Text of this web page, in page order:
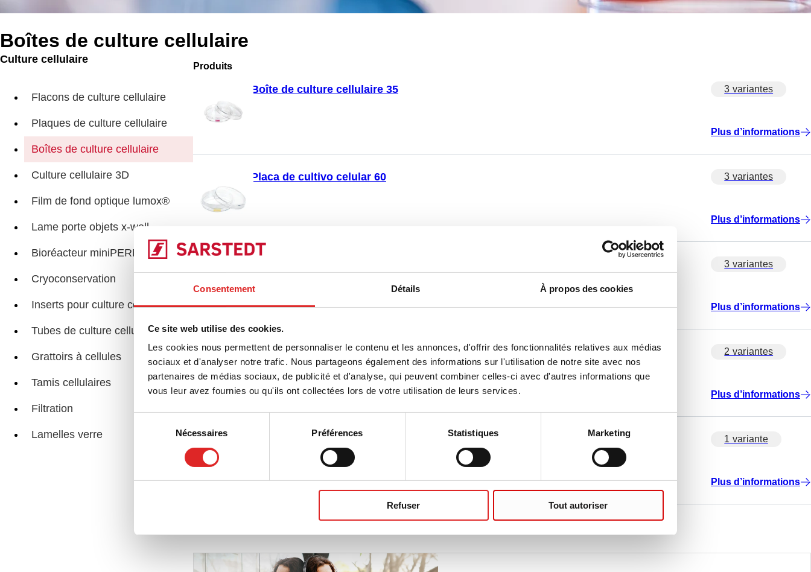
Consentement Détails À propos des cookies
Ce site web utilise des cookies.
Les cookies nous permettent de personnaliser le contenu et les annonces, d'offrir des fonctionnalités relatives aux médias
sociaux et d'analyser notre trafic. Nous partageons également des informations sur l'utilisation de notre site avec nos
partenaires de médias sociaux, de publicité et d'analyse, qui peuvent combiner celles-ci avec d'autres informations que
vous leur avez fournies ou qu'ils ont collectées lors de votre utilisation de leurs services.
consentement
Nécessaires Préférences Statistiques Marketing
Refuser Tout autoriser
Boîtes de culture cellulaire
Culture cellulaire
Flacons de culture cellulaire
Plaques de culture cellulaire
Boîtes de culture cellulaire
Culture cellulaire 3D
Film de fond optique lumox®
Lame porte objets x-well
Bioréacteur miniPERM®
Cryoconservation
Inserts pour culture cellulaire
Tubes de culture cellulaire
Grattoirs à cellules
Tamis cellulaires
Filtration
Lamelles verre
Produits
Boîte de culture cellulaire 35 3 variantes
Plus d’informations
Placa de cultivo celular 60 3 variantes
Plus d’informations
3 variantes
Plus d’informations
Boîte de culture cellulaire 150 2 variantes
Plus d’informations
Boîte à 4 compartiments quadriPERM® 1 variante
Plus d’informations